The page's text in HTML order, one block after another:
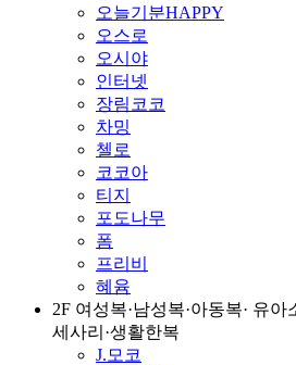
오늘기분HAPPY
오스로
오시야
인터넷
장림코코
차밍
첼로
코코아
티지
포도나무
폼
프리비
혜윰
2F 여성복·남성복·아동복· 유아
세사리·생활한복
J.모코